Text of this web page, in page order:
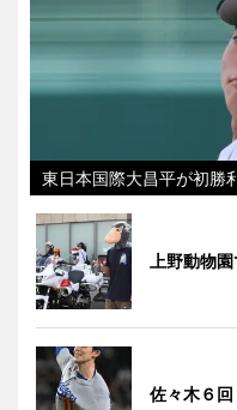
東日本国際大昌平が初
上野動物
佐々木６